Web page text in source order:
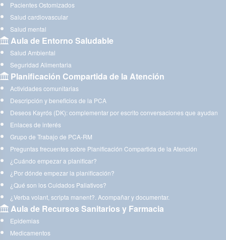
Pacientes Ostomizados
Salud cardiovascular
Salud mental
Aula de Entorno Saludable
Salud Ambiental
Seguridad Alimentaria
Planificación Compartida de la Atención
Actividades comunitarias
Descripción y beneficios de la PCA
Deseos Kayrós (DK): complementar por escrito conversaciones que ayudan
Enlaces de interés
Grupo de Trabajo de PCA-RM
Preguntas frecuentes sobre Planificación Compartida de la Atención
¿Cuándo empezar a planificar?
¿Por dónde empezar la planificación?
¿Qué son los Cuidados Paliativos?
¿Verba volant, scripta manent?. Acompañar y documentar.
Aula de Recursos Sanitarios y Farmacia
Epidemias
Medicamentos